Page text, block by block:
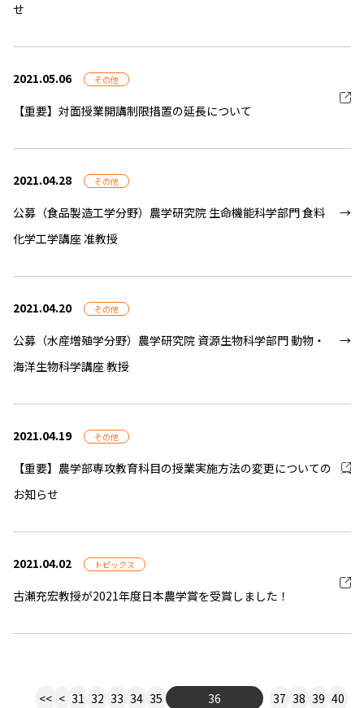
せ
2021.05.06 その他
【重要】対面授業開講制限措置の延長について
2021.04.28 その他
公募（食品製造工学分野）農学研究院 生命機能科学部門 食料
化学工学講座 准教授
2021.04.20 その他
公募（水産増殖学分野）農学研究院 資源生物科学部門 動物・
海洋生物科学講座 教授
2021.04.19 その他
【重要】農学部専攻教育科目の授業実施方法の変更についての
お知らせ
2021.04.02 トピックス
古瀬充宏教授が2021年度日本農学賞を受賞しました！
<< < 31 32 33 34 35 36 37 38 39 40